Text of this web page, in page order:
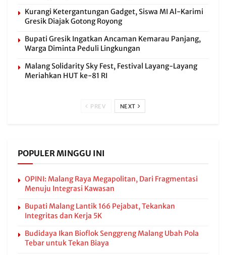
Kurangi Ketergantungan Gadget, Siswa MI Al-Karimi
Gresik Diajak Gotong Royong
Bupati Gresik Ingatkan Ancaman Kemarau Panjang,
Warga Diminta Peduli Lingkungan
Malang Solidarity Sky Fest, Festival Layang-Layang
Meriahkan HUT ke-81 RI
PREV NEXT
POPULER MINGGU INI
OPINI: Malang Raya Megapolitan, Dari Fragmentasi
Menuju Integrasi Kawasan
Bupati Malang Lantik 166 Pejabat, Tekankan
Integritas dan Kerja 5K
Budidaya Ikan Bioflok Senggreng Malang Ubah Pola
Tebar untuk Tekan Biaya